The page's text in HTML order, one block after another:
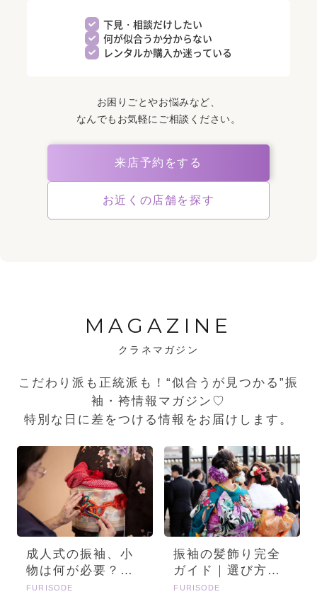
下見・相談だけしたい
何が似合うか分からない
レンタルか購入か迷っている
お困りごとやお悩みなど、
なんでもお気軽にご相談ください。
来店予約をする
お近くの店舗を探す
MAGAZINE
クラネマガジン
こだわり派も正統派も！“似合うが見つかる”振
袖・袴情報マガジン♡
特別な日に差をつける情報をお届けします。
成人式の振袖、小
物は何が必要？画
像とセットで詳し
FURISODE
振袖の髪飾り完全
ガイド｜選び方・
種類・トレンドを
FURISODE